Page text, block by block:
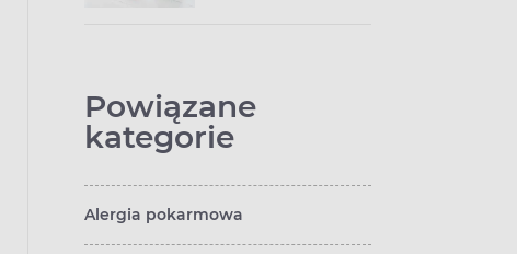
Powiązane
kategorie
Alergia pokarmowa